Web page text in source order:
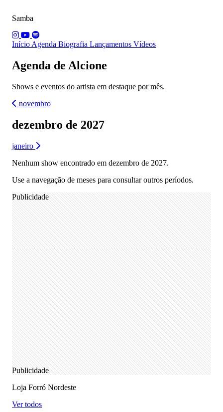
Samba
Início Agenda Biografia Lançamentos Vídeos
Agenda de Alcione
Shows e eventos do artista em destaque por mês.
novembro
dezembro de 2027
janeiro
Nenhum show encontrado em dezembro de 2027.
Use a navegação de meses para consultar outros períodos.
Publicidade
Publicidade
Loja Forró Nordeste
Ver todos